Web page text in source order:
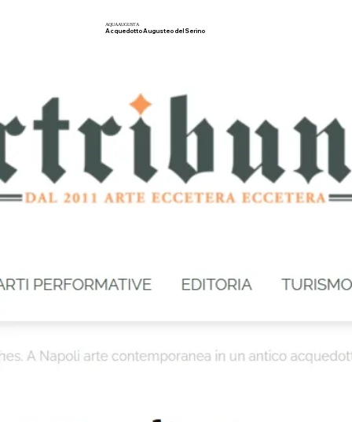
AQUAAUGUSTA
Acquedotto Augusteo del Serino